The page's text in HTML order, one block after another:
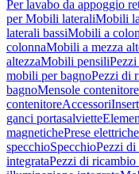
Per lavabo da appoggio
per Mobili lateraliMobili
laterali bassiMobili a
colonnaMobili a mezza
altezzaMobili pensili
mobili per bagnoPezzi di
bagnoMensole contenitore
contenitoreAccessori
ganci portasalviette
magnetichePrese elettriche
specchioSpecchioPezzi di
integrataPezzi di